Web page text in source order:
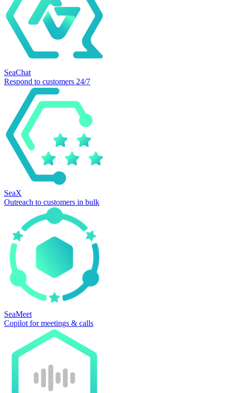
SeaChat
Respond to customers 24/7
SeaX
Outreach to customers in bulk
SeaMeet
Copilot for meetings & calls